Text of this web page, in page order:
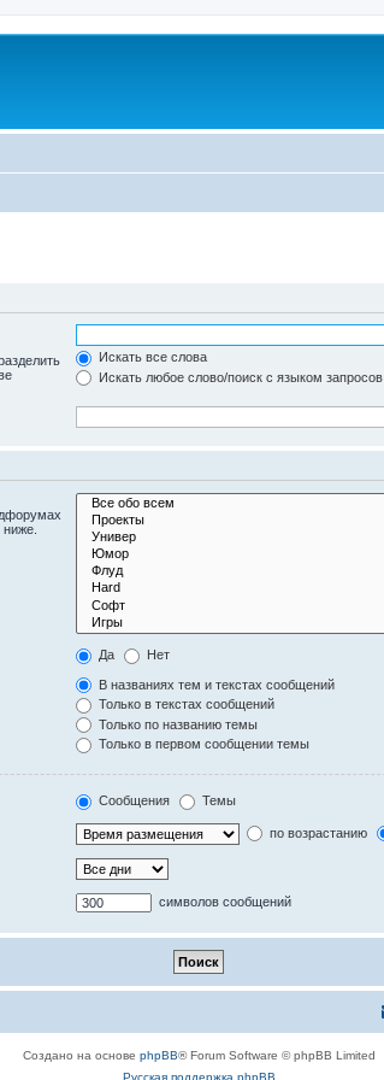
Искать все слова
Искать любое слово/поиск с языком запросов
Да Нет
В названиях тем и текстах сообщений
Только в текстах сообщений
Только по названию темы
Только в первом сообщении темы
Сообщения Темы
по возрастанию
символов сообщений
Создано на основе phpBB® Forum Software © phpBB Limited
Русская поддержка phpBB